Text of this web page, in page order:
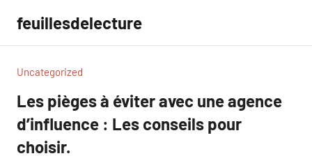
contenu
feuillesdelecture
Uncategorized
Les pièges à éviter avec une agence
d’influence : Les conseils pour
choisir.